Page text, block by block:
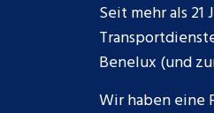
Seit mehr als
Benelux (und
Wir haben eine